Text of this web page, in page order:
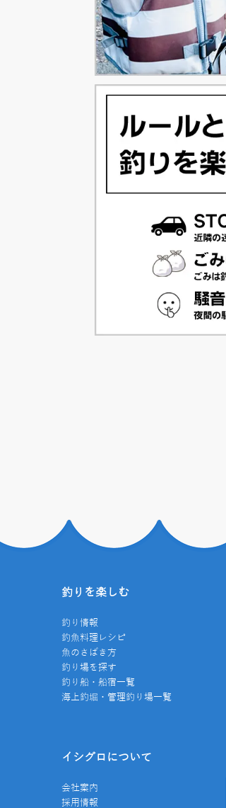
釣りを楽しむ
釣り情報
釣魚料理レシピ
魚のさばき方
釣り場を探す
釣り船・船宿一覧
海上釣堀・管理釣り場一覧
イシグロについて
会社案内
採用情報